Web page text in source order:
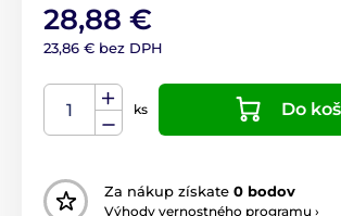
28,88 €
23,86 € bez DPH
ks Do
Za nákup získate 0 bodov
Výhody vernostného programu ›